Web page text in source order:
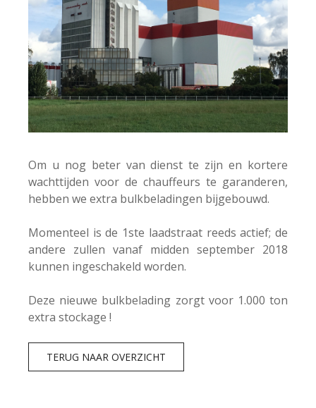
Om u nog beter van dienst te zijn en kortere
wachttijden voor de chauffeurs te garanderen,
hebben we extra bulkbeladingen bijgebouwd.
Momenteel is de 1ste laadstraat reeds actief; de
andere zullen vanaf midden september 2018
kunnen ingeschakeld worden.
Deze nieuwe bulkbelading zorgt voor 1.000 ton
extra stockage !
TERUG NAAR OVERZICHT